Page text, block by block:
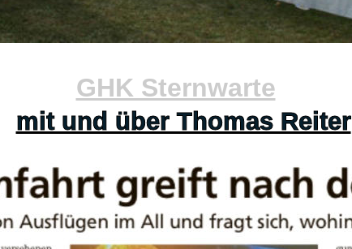
GHK Sternwarte
mit und über Thomas Reiter